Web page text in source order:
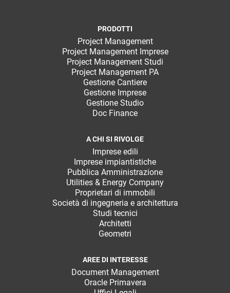
PRODOTTI
Project Management
Project Management Imprese
Project Management Studi
Project Management PA
Gestione Cantiere
Gestione Imprese
Gestione Studio
Doc Finance
A CHI SI RIVOLGE
Imprese edili
Imprese impiantistiche
Pubblica Amministrazione
Utilities & Energy Company
Proprietari di immobili
Società di ingegneria e architettura
Studi tecnici
Architetti
Geometri
AREE DI INTERESSE
Document Management
Oracle Primavera